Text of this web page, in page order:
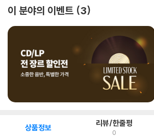
이 분야의 이벤트 3
상품정보 리뷰/한줄평
0